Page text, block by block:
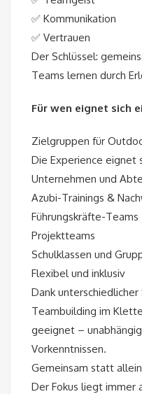
✅ Kommunikation
✅ Vertrauen
Der Schlüssel:
Teams lernen durch
Für wen eignet sich
Zielgruppen für
Die Experience eignet
Unternehmen und
Azubi-Trainings &
Führungskräfte-Teams
Projektteams
Schulklassen und
Flexibel und inklusiv
Dank
Teambuilding im
geeignet –
Vorkenntnissen.
Gemeinsam statt allein
Der Fokus liegt immer